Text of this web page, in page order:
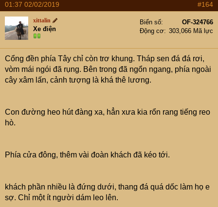
01:37 02/02/2019 #164
xittalin
Xe điện
Biển số
OF-324766
Động cơ
303,066 Mã lực
Cổng đền phía Tây chỉ còn trơ khung. Tháp sen đá đá rơi,
vòm mái ngói đã rụng. Bên trong đã ngổn ngang, phía ngoài
cây xâm lấn, cảnh tượng là khá thê lương.
Con đường heo hút đàng xa, hẳn xưa kia rổn rang tiếng reo
hò.
Phía cửa đông, thêm vài đoàn khách đã kéo tới.
khách phần nhiều là đứng dưới, thang đá quá dốc làm họ e
sợ. Chỉ một ít người dám leo lên.